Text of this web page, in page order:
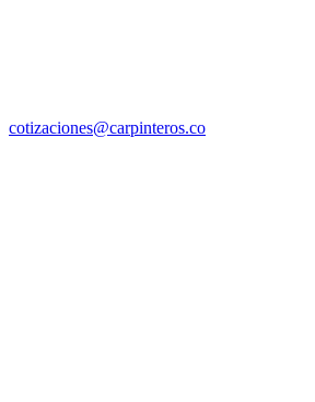
cotizaciones@carpinteros.co